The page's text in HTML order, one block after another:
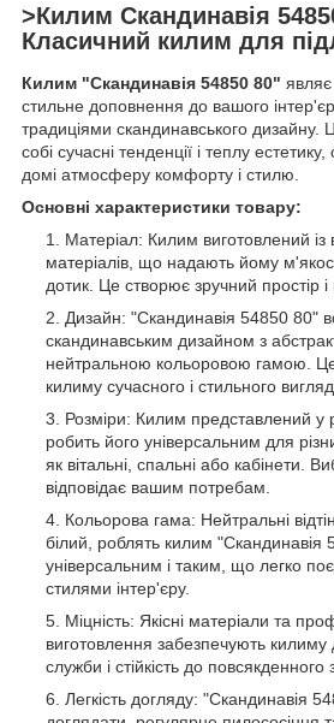
>Килим Скандинавія
Класичний килим для
Килим "Скандинавія 54850 80"
стильне доповнення до вашого
традиціями скандинавського дизайну.
собі сучасні тенденції і теплу
домі атмосферу комфорту і стилю.
Основні характеристики товару:
Матеріал: Килим виготовлений із
матеріалів, що надають йому
дотик. Це створює зручний простір і
Дизайн: "Скандинавія 54850 80"
скандинавським дизайном з
нейтральною кольоровою гамою.
килиму сучасного і стильного
Розміри: Килим представлений у
робить його універсальним для
як вітальні, спальні або кабінети.
відповідає вашим потребам.
Кольорова гама: Нейтральні
білий, роблять килим "Скандинавія
універсальним і таким, що легко
стилями інтер'єру.
Міцність: Якісні матеріали та
виготовлення забезпечують килиму
служби і стійкість до повсякденного
Легкість догляду: "Скандинавія